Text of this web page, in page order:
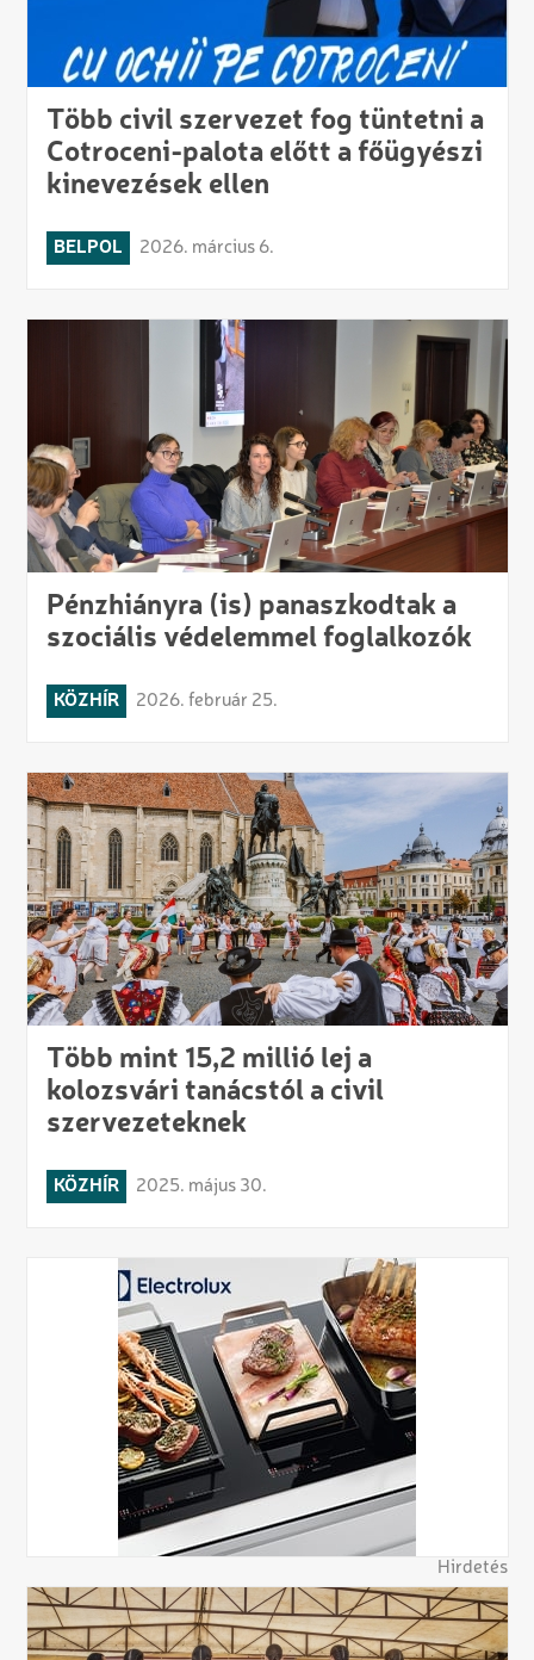
Több civil szervezet fog tüntetni a
Cotroceni-palota előtt a főügyészi
kinevezések ellen
BELPOL 2026. március 6.
Pénzhiányra (is) panaszkodtak a
szociális védelemmel foglalkozók
KÖZHÍR 2026. február 25.
Több mint 15,2 millió lej a
kolozsvári tanácstól a civil
szervezeteknek
KÖZHÍR 2025. május 30.
Hirdetés